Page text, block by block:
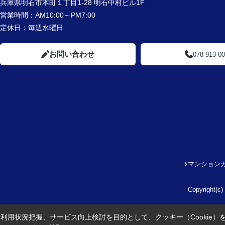
兵庫県明石市本町１丁目1-28 明石中村ビル1F
営業時間： AM10:00～PM7:00
定休日： 毎週水曜日
お問い合わせ 078-913-
マンション
用状況把握、サービス向上検討を目的として、クッキー（Cookie）